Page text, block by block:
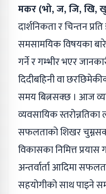
मकर (भो, ज, जि, खि,
दार्शनिकता र चिन्तन
समसामयिक विषयका
गर्ने र गम्भीर भएर
दिदीबहिनी वा
समय बित्नसक्छ । आज
व्यवसायिक
सफलताको शिखर
विकासका निमित्त प्रयास
अन्तर्वार्ता आदिमा
सहयोगीको साथ पाइने